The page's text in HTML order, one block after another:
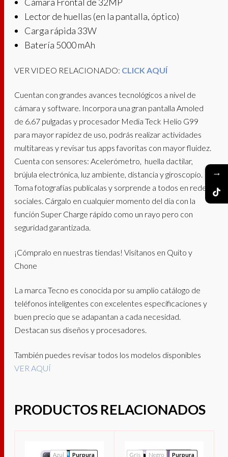
Lector de huellas (en la pantalla, óptico)
Carga rápida 33W
Batería 5000 mAh
VER VIDEO RELACIONADO: CLICK AQUÍ
Cuentan con grandes avances tecnológicos a nivel de
cámara y software. Incorpora una gran pantalla Amoled
de 6.67 pulgadas y procesador Media Teck Helio G99
para mayor rapidez de uso, podrás realizar actividades
multitareas y revisar tus apps favoritas con mayor fluidez.
Cuenta con sensores: Acelerómetro, huella dactilar,
brújula electrónica, luz ambiente, distancia y giroscopio.
Toma fotografías publícalas y sorprende a todos en rede
sociales. Cárgalo en cualquier momento del día con la
función Super Charge rápido como un rayo pero con
seguridad garantizada.
¡Cómpralo en nuestras tiendas! Visítanos en Quito y
Chone
La marca Tecno es conocida por su amplio catálogo de
teléfonos inteligentes con excelentes específicaciones y
buen precio que se adapantan a cada necesidad.
Destacan sus diseños y procesadores.
También puedes revisar todos los modelos disponibles
VER AQUÍ
PRODUCTOS RELACIONADOS
Azul Purpura Gris Negro Purpura
→